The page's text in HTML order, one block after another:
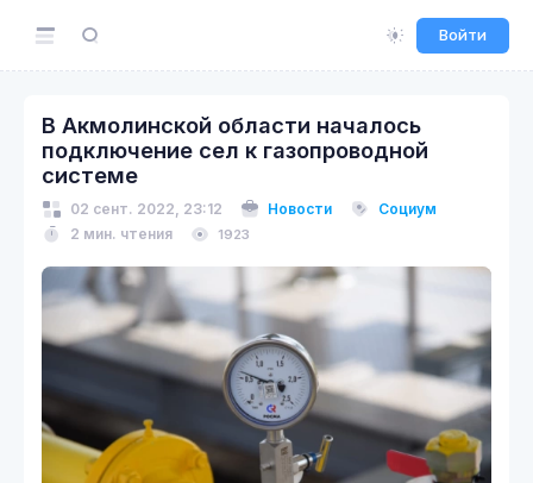
Войти
В Акмолинской области началось
подключение сел к газопроводной
системе
02 сент. 2022, 23:12 Новости
Социум
2 мин. чтения
1923